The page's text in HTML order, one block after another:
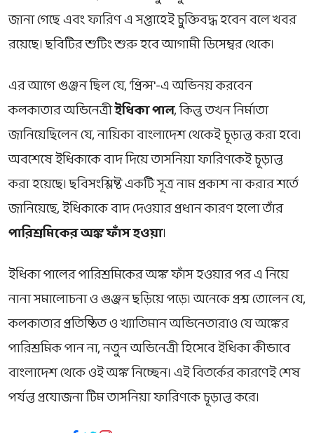
জানা গেছে এবং ফারিণ এ সপ্তাহেই চুক্তিবদ্ধ হবেন বলে খবর
রয়েছে। ছবিটির শুটিং শুরু হবে আগামী ডিসেম্বর থেকে।
এর আগে গুঞ্জন ছিল যে, 'প্রিন্স'-এ অভিনয় করবেন
কলকাতার অভিনেত্রীইধিকা পাল, কিন্তু তখন নির্মাতা
জানিয়েছিলেন যে, নায়িকা বাংলাদেশ থেকেই চূড়ান্ত করা হবে।
অবশেষে ইধিকাকে বাদ দিয়ে তাসনিয়া ফারিণকেই চূড়ান্ত
করা হয়েছে। ছবিসংশ্লিষ্ট একটি সূত্র নাম প্রকাশ না করার শর্তে
জানিয়েছে, ইধিকাকে বাদ দেওয়ার প্রধান কারণ হলো তাঁর
পারিশ্রমিকের অঙ্ক ফাঁস হওয়া।
ইধিকা পালের পারিশ্রমিকের অঙ্ক ফাঁস হওয়ার পর এ নিয়ে
নানা সমালোচনা ও গুঞ্জন ছড়িয়ে পড়ে। অনেকে প্রশ্ন তোলেন যে,
কলকাতার প্রতিষ্ঠিত ও খ্যাতিমান অভিনেতারাও যে অঙ্কের
পারিশ্রমিক পান না, নতুন অভিনেত্রী হিসেবে ইধিকা কীভাবে
বাংলাদেশ থেকে ওই অঙ্ক নিচ্ছেন। এই বিতর্কের কারণেই শেষ
পর্যন্ত প্রযোজনা টিম তাসনিয়া ফারিণকে চূড়ান্ত করে।